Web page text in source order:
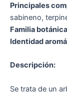
Principales
sabineno,
Familia
Identidad
Descripción:
Se trata de un